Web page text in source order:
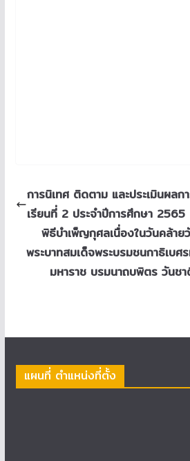
การนิเทศ ติดตาม และประเมินผล
เรียนที่ 2 ประจำปีการศึกษา 2565
พิธีบำเพ็ญกุศลเนื่องในวันคล้า
พระบาทสมเด็จพระบรมชนกาธิเบ
มหาราช บรมนาถบพิตร วันช
แผนที่ ตำแหน่งที่ตั้ง